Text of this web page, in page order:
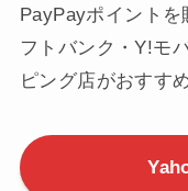
PayPayポイント
フトバンク・Y!モ
ピング店がおすす